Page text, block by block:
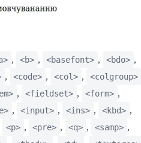
, <b> , <basefont> , <bdo> ,
, <code> , <col> , <colgroup>
, <fieldset> , <form> ,
, <input> , <ins> , <kbd> ,
<p> , <pre> , <q> , <samp> ,